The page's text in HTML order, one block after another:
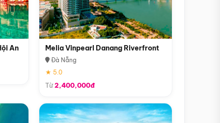
An Melia Vinpearl Danang Riverfront
Đà Nẵng
★ 5.0
Từ2,400,000đ